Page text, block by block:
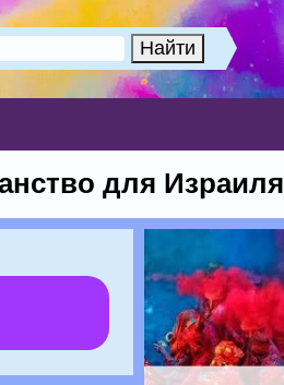
для Израиля